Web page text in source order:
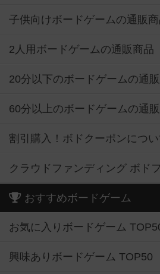
子供向けボードゲームの通販
2人用ボードゲームの通販商品
20分以下のボードゲームの通
60分以上のボードゲームの通
割引購入！ボドクーポンについ
クラウドファンディング ボド
おすすめボードゲーム
お気に入りボードゲーム
興味ありボードゲーム TOP50